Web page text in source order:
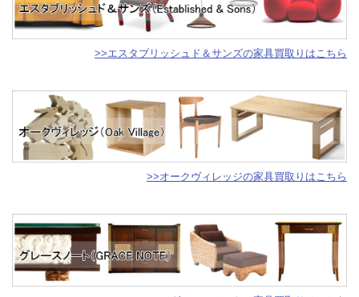
>>エスタブリッシュド＆サンズの家具買取りはこちら
>>オークヴィレッジの家具買取りはこちら